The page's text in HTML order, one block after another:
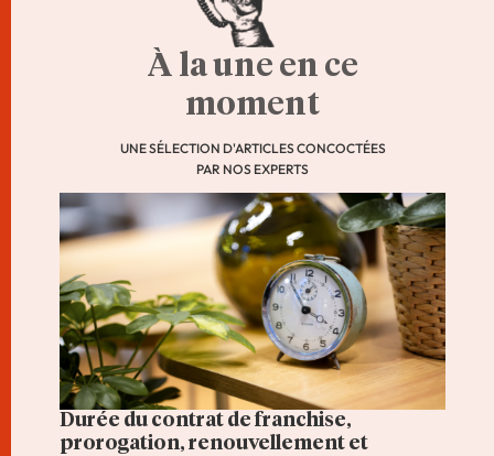
À la une en ce
moment
UNE SÉLECTION D'ARTICLES CONCOCTÉES
PAR NOS EXPERTS
Durée du contrat de franchise,
prorogation, renouvellement et